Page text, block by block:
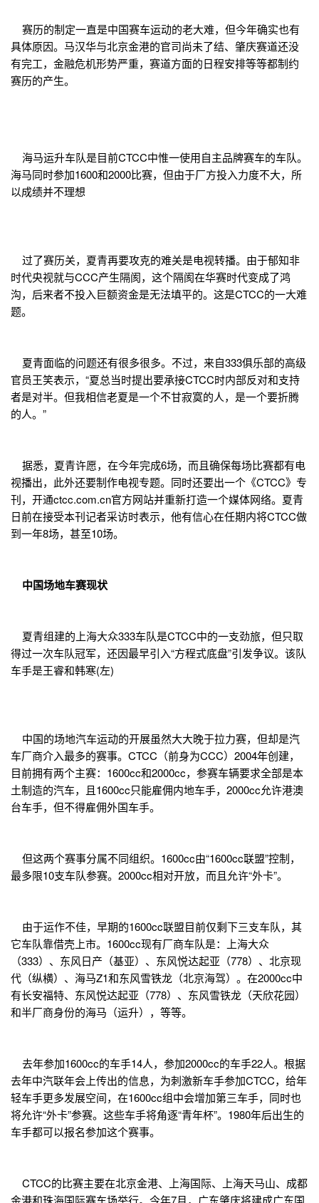
赛历的制定一直是中国赛车运动的老大难，但今年确实也有
具体原因。马汉华与北京金港的官司尚未了结、肇庆赛道还没
有完工，金融危机形势严重，赛道方面的日程安排等等都制约
赛历的产生。
海马运升车队是目前CTCC中惟一使用自主品牌赛车的车队。
海马同时参加1600和2000比赛，但由于厂方投入力度不大，所
以成绩并不理想
过了赛历关，夏青再要攻克的难关是电视转播。由于郁知非
时代央视就与CCC产生隔阂，这个隔阂在华赛时代变成了鸿
沟，后来者不投入巨额资金是无法填平的。这是CTCC的一大难
题。
夏青面临的问题还有很多很多。不过，来自333俱乐部的高级
官员王笑表示，“夏总当时提出要承接CTCC时内部反对和支持
者是对半。但我相信老夏是一个不甘寂寞的人，是一个要折腾
的人。”
据悉，夏青许愿，在今年完成6场，而且确保每场比赛都有电
视播出，此外还要制作电视专题。同时还要出一个《CTCC》专
刊，开通ctcc.com.cn官方网站并重新打造一个媒体网络。夏青
日前在接受本刊记者采访时表示，他有信心在任期内将CTCC做
到一年8场，甚至10场。
中国场地车赛现状
夏青组建的上海大众333车队是CTCC中的一支劲旅，但只取
得过一次车队冠军，还因最早引入“方程式底盘”引发争议。该队
车手是王睿和韩寒(左)
中国的场地汽车运动的开展虽然大大晚于拉力赛，但却是汽
车厂商介入最多的赛事。CTCC（前身为CCC）2004年创建，
目前拥有两个主赛：1600cc和2000cc，参赛车辆要求全部是本
土制造的汽车，且1600cc只能雇佣内地车手，2000cc允许港澳
台车手，但不得雇佣外国车手。
但这两个赛事分属不同组织。1600cc由“1600cc联盟”控制，
最多限10支车队参赛。2000cc相对开放，而且允许“外卡”。
由于运作不佳，早期的1600cc联盟目前仅剩下三支车队，其
它车队靠借壳上市。1600cc现有厂商车队是：上海大众
（333）、东风日产（基亚）、东风悦达起亚（778）、北京现
代（纵横）、海马Z1和东风雪铁龙（北京海驾）。在2000cc中
有长安福特、东风悦达起亚（778）、东风雪铁龙（天欣花园）
和半厂商身份的海马（运升），等等。
去年参加1600cc的车手14人，参加2000cc的车手22人。根据
去年中汽联年会上传出的信息，为刺激新车手参加CTCC，给年
轻车手更多发展空间，在1600cc组中会增加第三车手，同时也
将允许“外卡”参赛。这些车手将角逐“青年杯”。1980年后出生的
车手都可以报名参加这个赛事。
CTCC的比赛主要在北京金港、上海国际、上海天马山、成都
金港和珠海国际赛车场举行。今年7月，广东肇庆将建成广东国